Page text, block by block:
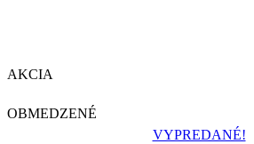
AKCIA
OBMEDZENÉ
VYPREDANÉ!